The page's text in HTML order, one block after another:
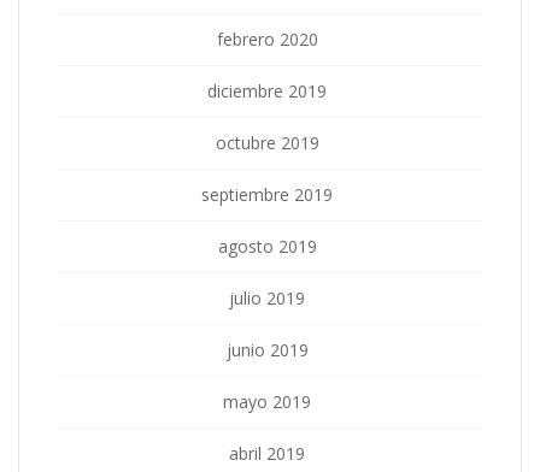
febrero 2020
diciembre 2019
octubre 2019
septiembre 2019
agosto 2019
julio 2019
junio 2019
mayo 2019
abril 2019